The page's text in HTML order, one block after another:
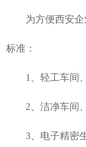
为方便西安
标准：
1、轻工车间
2、洁净车间
3、电子精密